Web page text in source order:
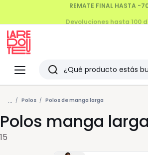
Menu
Redoute
Buscar
Últimos
artículos
vistos
... Polos Polos de manga larga
Polos manga
15